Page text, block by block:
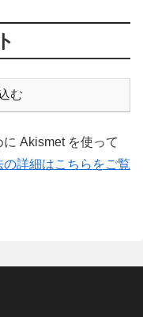
む
Akismet を使って
詳細はこちらをご覧